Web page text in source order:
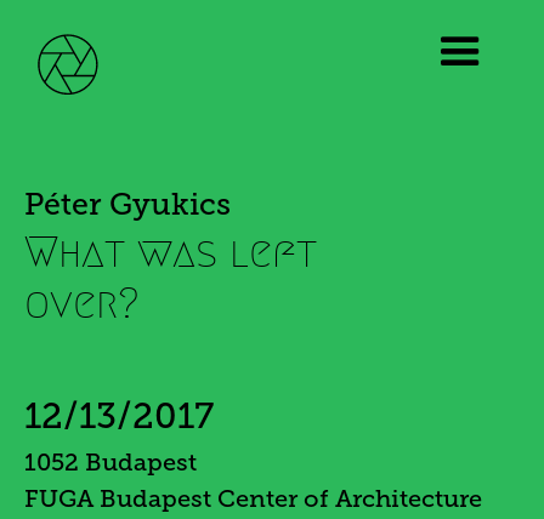
Péter Gyukics
What was left
over?
12/13/2017
1052 Budapest
FUGA Budapest Center of Architecture